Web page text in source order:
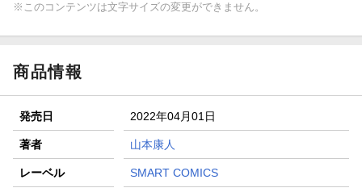
※このコンテンツは文字サイズの変更ができません。
商品情報
発売日 2022年04月01日
著者 山本康人
レーベル SMART COMICS